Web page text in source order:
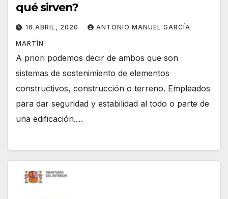
qué sirven?
16 ABRIL, 2020 ANTONIO MANUEL GARCÍA
MARTÍN
A priori podemos decir de ambos que son
sistemas de sostenimiento de elementos
constructivos, construcción o terreno. Empleados
para dar seguridad y estabilidad al todo o parte de
una edificación.…